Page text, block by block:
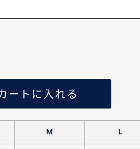
ートに入れる
M L